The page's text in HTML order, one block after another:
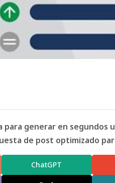
generar en segundos
de post optimizado
ChatGPT